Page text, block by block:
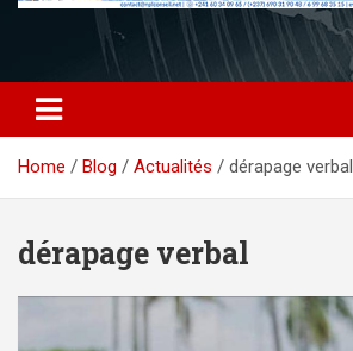
Home Blog Actualités dérapage verbal
dérapage verbal